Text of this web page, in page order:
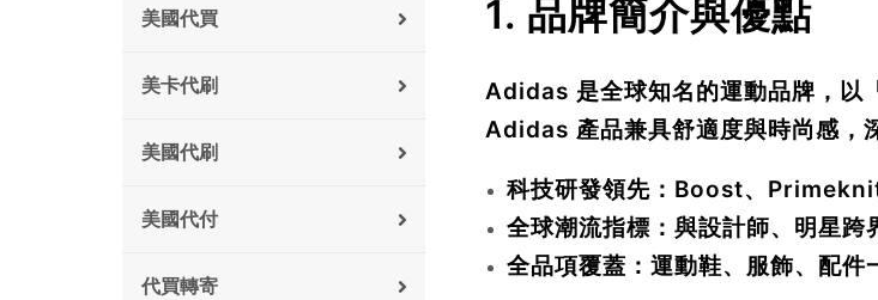
1. 品牌簡介與優點
Adidas 是全球知名的運動品牌，以
Adidas 產品兼具舒適度與時尚感，
科技研發領先：Boost、Primeknit
全球潮流指標 ：與設計師、明星跨
全品項覆蓋 ：運動鞋、服飾、配件
美國代買
美卡代刷
美國代刷
美國代付
代買轉寄